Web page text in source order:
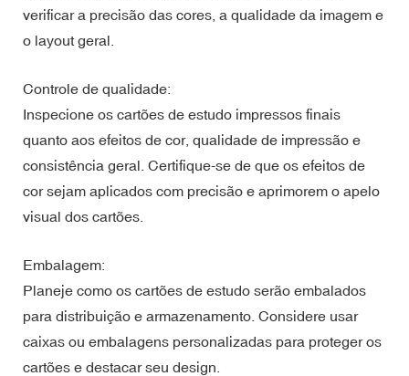
verificar a precisão das cores, a qualidade da imagem e
o layout geral.
Controle de qualidade:
Inspecione os cartões de estudo impressos finais
quanto aos efeitos de cor, qualidade de impressão e
consistência geral. Certifique-se de que os efeitos de
cor sejam aplicados com precisão e aprimorem o apelo
visual dos cartões.
Embalagem:
Planeje como os cartões de estudo serão embalados
para distribuição e armazenamento. Considere usar
caixas ou embalagens personalizadas para proteger os
cartões e destacar seu design.